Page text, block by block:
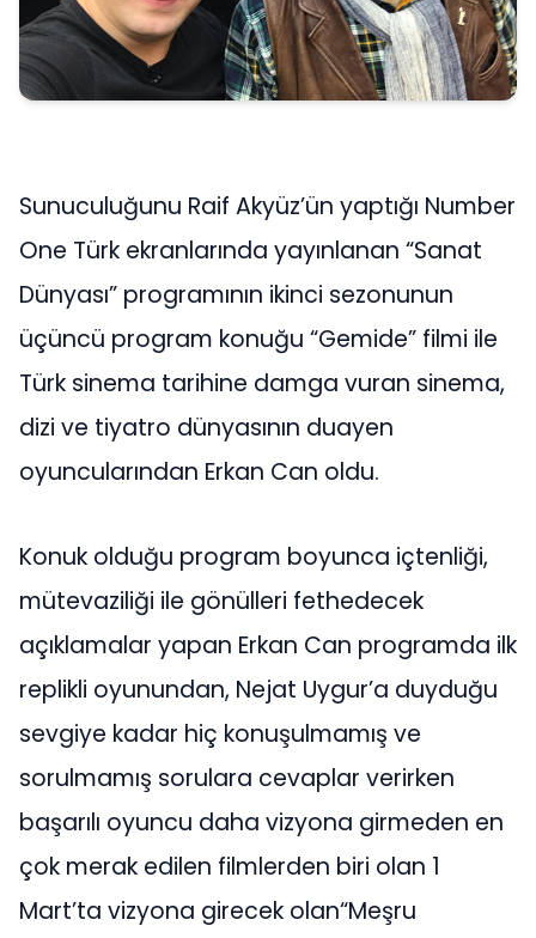
Sunuculuğunu Raif Akyüz’ün yaptığı Number
One Türk ekranlarında yayınlanan “Sanat
Dünyası” programının ikinci sezonunun
üçüncü program konuğu “Gemide” filmi ile
Türk sinema tarihine damga vuran sinema,
dizi ve tiyatro dünyasının duayen
oyuncularından Erkan Can oldu.
Konuk olduğu program boyunca içtenliği,
mütevaziliği ile gönülleri fethedecek
açıklamalar yapan Erkan Can programda ilk
replikli oyunundan, Nejat Uygur’a duyduğu
sevgiye kadar hiç konuşulmamış ve
sorulmamış sorulara cevaplar verirken
başarılı oyuncu daha vizyona girmeden en
çok merak edilen filmlerden biri olan 1
Mart’ta vizyona girecek olan“Meşru